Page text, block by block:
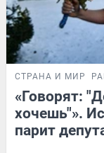
СТРАНА И МИР
«Говорят:
хочешь"».
парит